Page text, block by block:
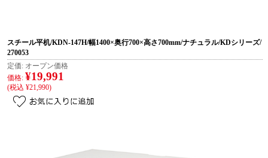
スチール平机/KDN-147H/幅1400×奥行700×高さ700mm/ナチュラル/KDシリーズ/
270053
定価: オープン価格
価格: ¥19,991
(税込 ¥21,990)